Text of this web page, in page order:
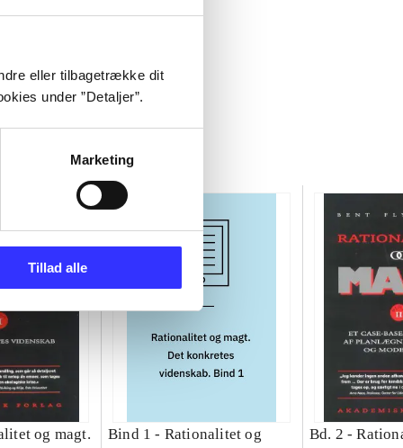
eller tilbagetrække dit
under ”Detaljer”.
Marketing
Tillad alle
og magt.
Bind 1 - Rationalitet og
Bd. 2 -